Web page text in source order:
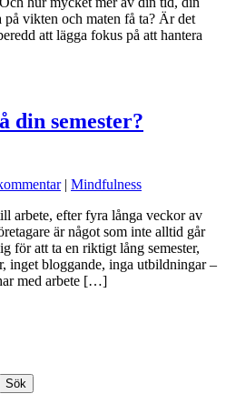
vikten och maten få ta? Är det
att lägga fokus på att hantera
din semester?
| Mindfulness
arbete, efter fyra långa veckor av
är något som inte alltid går
för att ta en riktigt lång semester,
inget bloggande, inga utbildningar –
med arbete […]